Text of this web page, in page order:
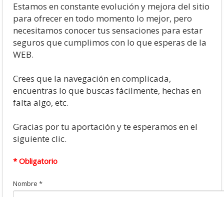
Virtualización
Descargas
Libros
Foro
Estamos en constante evolución y mejora del sitio
para ofrecer en todo momento lo mejor, pero
necesitamos conocer tus sensaciones para estar
seguros que cumplimos con lo que esperas de la
WEB.
Crees que la navegación en complicada,
encuentras lo que buscas fácilmente, hechas en
falta algo, etc.
Gracias por tu aportación y te esperamos en el
siguiente clic.
* Obligatorio
Nombre *